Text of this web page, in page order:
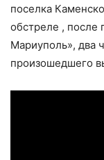
поселка
обстреле , после
Мариуполь», два
произошедшего